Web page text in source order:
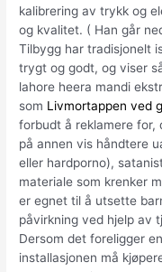
kalibrering av trykk og
og kvalitet. ( Han går
Tilbygg har tradisjonelt
trygt og godt, og viser
lahore heera mandi
som Livmortappen ved
forbudt å reklamere for,
på annen vis håndtere
eller hardporno),
materiale som krenker
er egnet til å utsette
påvirkning ved hjelp av
Dersom det foreligger
installasjonen må